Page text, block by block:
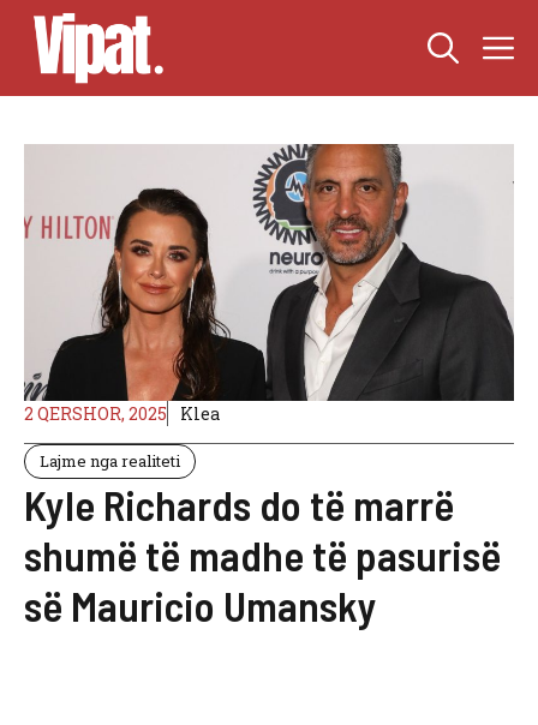
Skip
content
2 QERSHOR, 2025 Klea
Lajme nga realiteti
Kyle Richards do të marrë
shumë të madhe të pasurisë
së Mauricio Umansky